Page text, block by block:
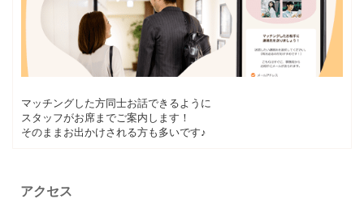
マッチングした方同士お話できるように
スタッフがお席までご案内します！
そのままお出かけされる方も多いです♪
アクセス